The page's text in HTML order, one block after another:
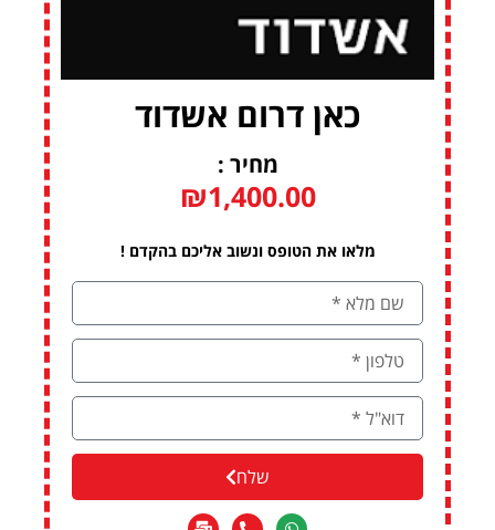
כאן דרום אשדוד
מחיר :
₪1,400.00
מלאו את הטופס ונשוב אליכם בהקדם !
שלח